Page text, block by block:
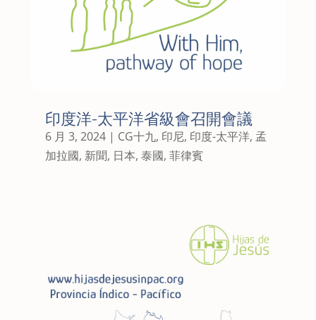
印度洋-太平洋省級會召開會議
6 月 3, 2024| CG十九, 印尼, 印度-太平洋, 孟
加拉國, 新聞, 日本, 泰國, 菲律賓